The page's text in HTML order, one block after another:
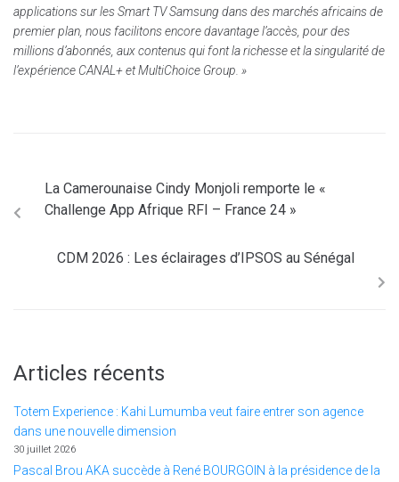
applications sur les Smart TV Samsung dans des marchés africains de
premier plan, nous facilitons encore davantage l’accès, pour des
millions d’abonnés, aux contenus qui font la richesse et la singularité de
l’expérience CANAL+ et MultiChoice Group. »
La Camerounaise Cindy Monjoli remporte le «
Challenge App Afrique RFI – France 24 »
CDM 2026 : Les éclairages d’IPSOS au Sénégal
Articles récents
Totem Experience : Kahi Lumumba veut faire entrer son agence
dans une nouvelle dimension
30 juillet 2026
Pascal Brou AKA succède à René BOURGOIN à la présidence de la